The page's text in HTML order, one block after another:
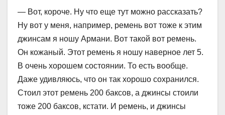
— Вот, короче. Ну что еще тут можно рассказать?
Ну вот у меня, например, ремень вот тоже к этим
джинсам я ношу Армани. Вот такой вот ремень.
Он кожаный. Этот ремень я ношу наверное лет 5.
В очень хорошем состоянии. То есть вообще.
Даже удивляюсь, что он так хорошо сохранился.
Стоил этот ремень 200 баксов, а джинсы стоили
тоже 200 баксов, кстати. И ремень, и джинсы